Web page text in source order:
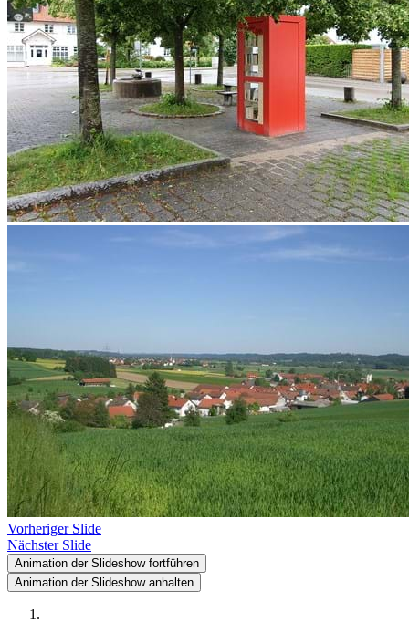
Vorheriger Slide
Nächster Slide
Animation der Slideshow fortführen
Animation der Slideshow anhalten